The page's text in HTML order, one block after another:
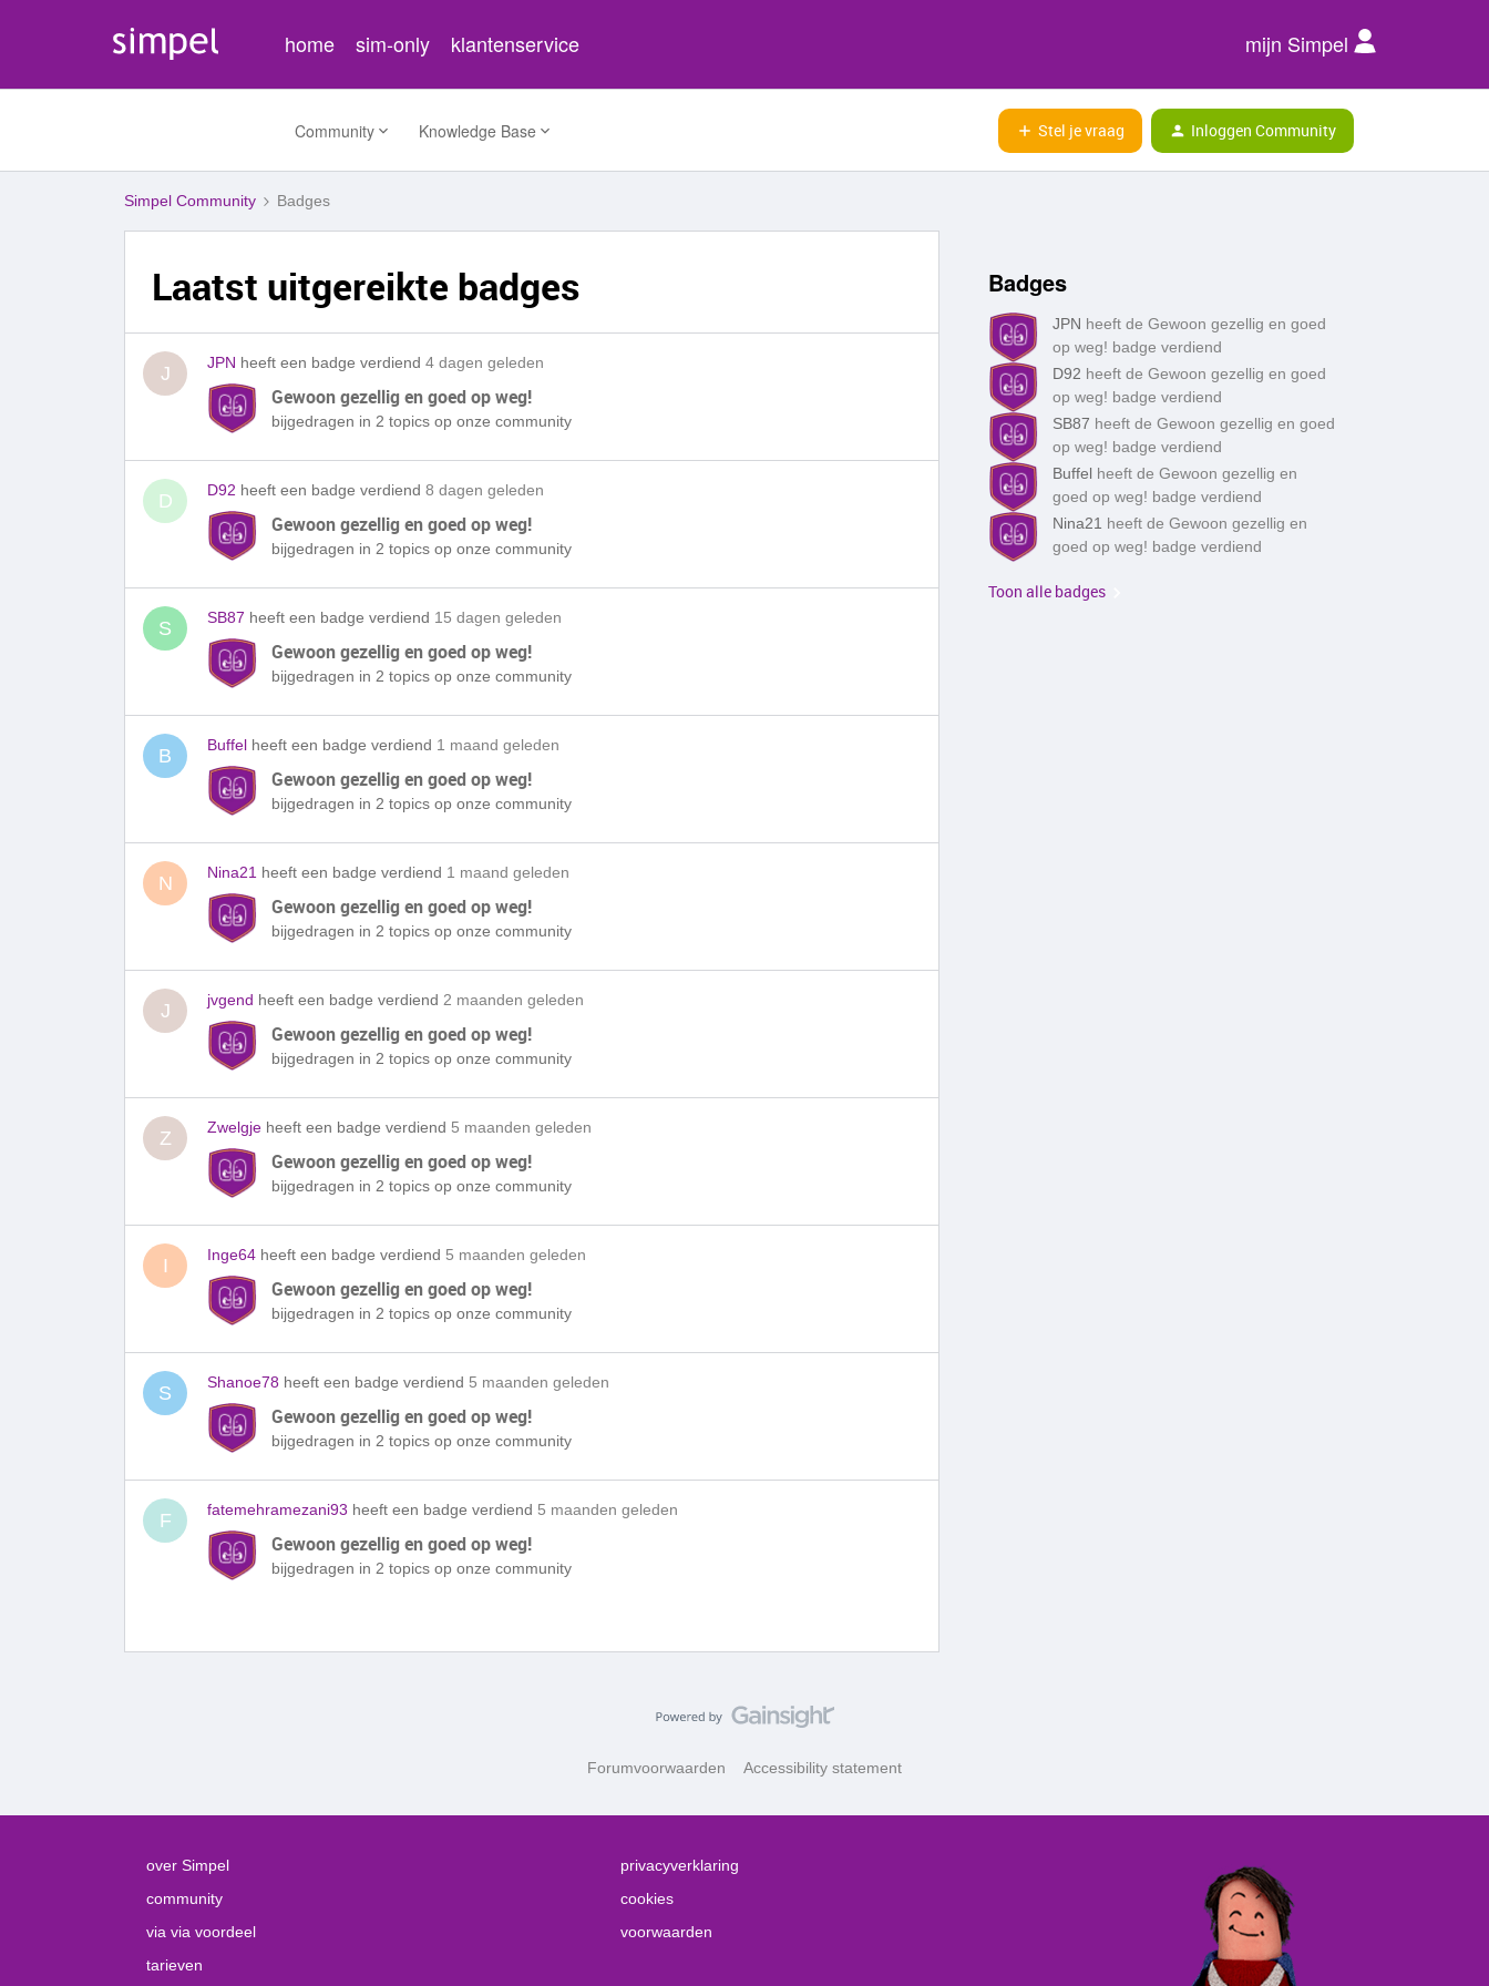
home sim-only klantenservice mijn Simpel
Community Knowledge Base Stel je vraag Inloggen Community
Simpel Community Badges
Laatst uitgereikte badges
J JPN heeft een badge verdiend 4 dagen geleden
Gewoon gezellig en goed op weg!
bijgedragen in 2 topics op onze community
D D92 heeft een badge verdiend 8 dagen geleden
Gewoon gezellig en goed op weg!
bijgedragen in 2 topics op onze community
S SB87 heeft een badge verdiend 15 dagen geleden
Gewoon gezellig en goed op weg!
bijgedragen in 2 topics op onze community
B Buffel heeft een badge verdiend 1 maand geleden
Gewoon gezellig en goed op weg!
bijgedragen in 2 topics op onze community
N Nina21 heeft een badge verdiend 1 maand geleden
Gewoon gezellig en goed op weg!
bijgedragen in 2 topics op onze community
J jvgend heeft een badge verdiend 2 maanden geleden
Gewoon gezellig en goed op weg!
bijgedragen in 2 topics op onze community
Z Zwelgje heeft een badge verdiend 5 maanden geleden
Gewoon gezellig en goed op weg!
bijgedragen in 2 topics op onze community
I Inge64 heeft een badge verdiend 5 maanden geleden
Gewoon gezellig en goed op weg!
bijgedragen in 2 topics op onze community
S Shanoe78 heeft een badge verdiend 5 maanden geleden
Gewoon gezellig en goed op weg!
bijgedragen in 2 topics op onze community
F fatemehramezani93 heeft een badge verdiend 5 maanden geleden
Gewoon gezellig en goed op weg!
bijgedragen in 2 topics op onze community
Badges
JPN heeft de Gewoon gezellig en goed
op weg! badge verdiend
D92 heeft de Gewoon gezellig en goed
op weg! badge verdiend
SB87 heeft de Gewoon gezellig en goed
op weg! badge verdiend
Buffel heeft de Gewoon gezellig en
goed op weg! badge verdiend
Nina21 heeft de Gewoon gezellig en
goed op weg! badge verdiend
Toon alle badges
Forumvoorwaarden Accessibility statement
over Simpel
community
via via voordeel
tarieven
privacyverklaring
cookies
voorwaarden